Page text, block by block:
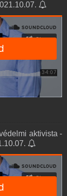
aktivista -